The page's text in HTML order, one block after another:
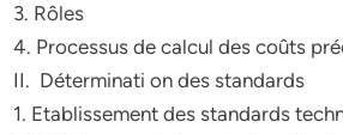
3. Rôles
4. Processus de calcul des coûts
II. Déterminati on des standards
1. Etablissement des standards